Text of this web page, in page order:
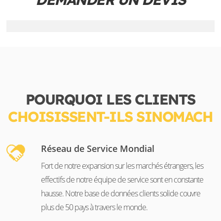
POURQUOI LES CLIENTS
CHOISISSENT-ILS SINOMACH
Réseau de Service Mondial
Fort de notre expansion sur les marchés étrangers, les
effectifs de notre équipe de service sont en constante
hausse. Notre base de données clients solide couvre
plus de 50 pays à travers le monde.